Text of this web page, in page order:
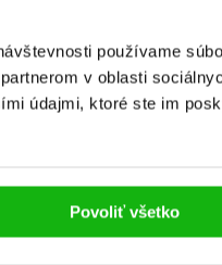
používame
v oblasti
údajmi, ktoré ste im
Povoliť všetko